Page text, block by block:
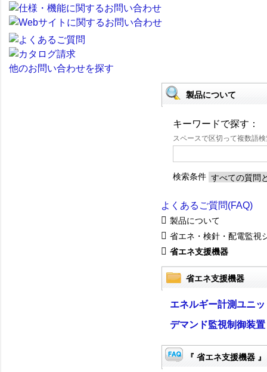
他のお問い合わせを探す
製品について
キーワードで探す：
スペースで区切って複数語
検索条件
よくあるご質問(FAQ)
製品について
省エネ・検針・配電監視
省エネ支援機器
省エネ支援機器
エネルギー計測ユニッ
デマンド監視制御装置
『 省エネ支援機器